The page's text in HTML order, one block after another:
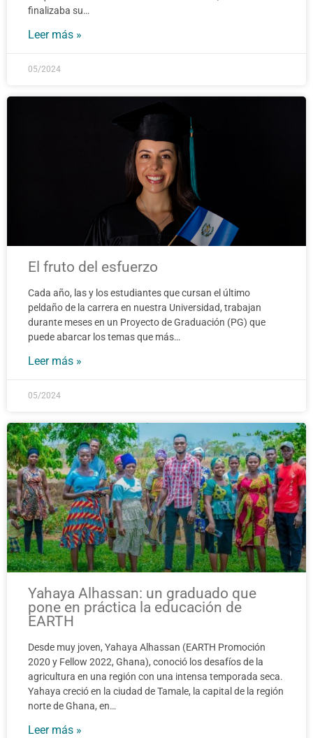
finalizaba su…
Leer más »
05/2024
El fruto del esfuerzo
Cada año, las y los estudiantes que cursan el último
peldaño de la carrera en nuestra Universidad, trabajan
durante meses en un Proyecto de Graduación (PG) que
puede abarcar los temas que más…
Leer más »
05/2024
Yahaya Alhassan: un graduado que
pone en práctica la educación de
EARTH
Desde muy joven, Yahaya Alhassan (EARTH Promoción
2020 y Fellow 2022, Ghana), conoció los desafíos de la
agricultura en una región con una intensa temporada seca.
Yahaya creció en la ciudad de Tamale, la capital de la región
norte de Ghana, en…
Leer más »